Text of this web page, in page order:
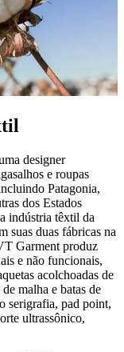
designer
e roupas
Patagonia,
dos Estados
indústria têxtil da
suas duas fábricas na
Garment produz
e não funcionais,
acolchoadas de
malha e batas de
serigrafia, pad point,
ultrassônico,